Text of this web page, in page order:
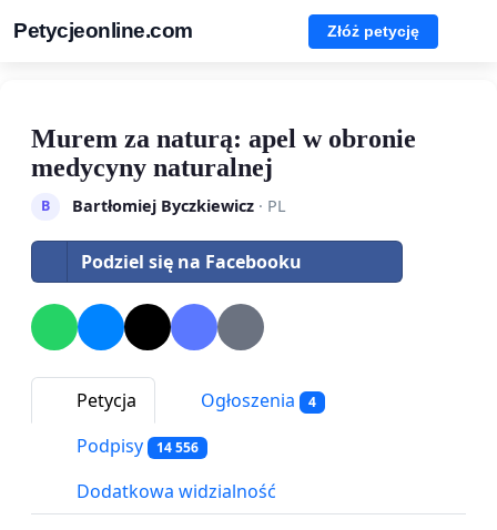
Petycjeonline.com Złóż petycję
Murem za naturą: apel w obronie
medycyny naturalnej
B Bartłomiej Byczkiewicz· PL
Podziel się na Facebooku
Petycja Ogłoszenia 4
Podpisy 14 556
Dodatkowa widzialność